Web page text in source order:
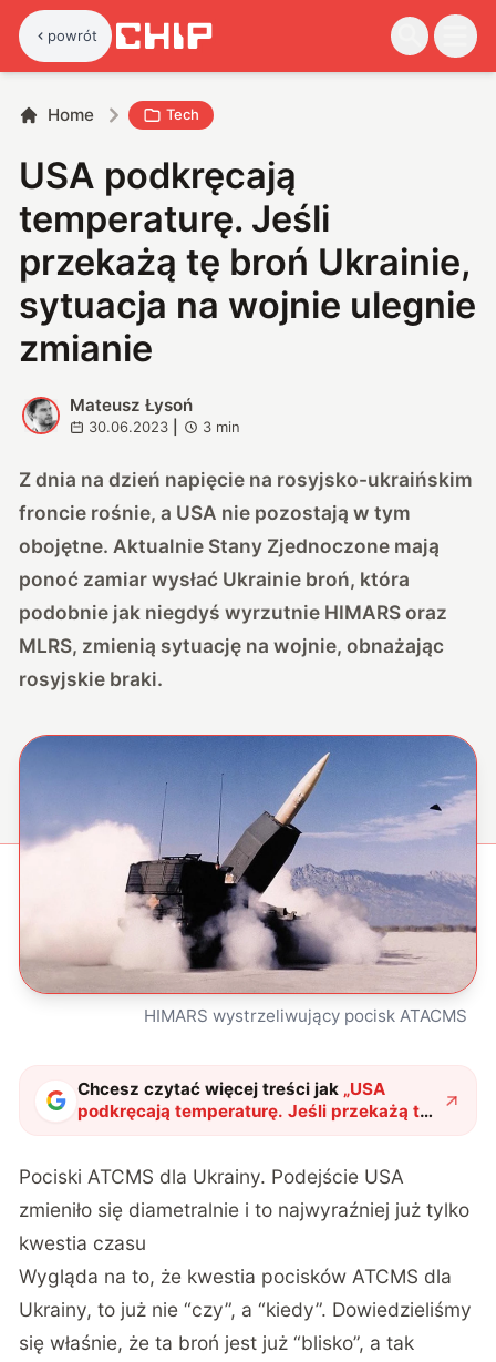
powrót
Home Tech
USA podkręcają
temperaturę. Jeśli
przekażą tę broń Ukrainie,
sytuacja na wojnie ulegnie
zmianie
M
Mateusz Łysoń
30.06.2023 3 min
Z dnia na dzień napięcie na rosyjsko-ukraińskim
froncie rośnie, a USA nie pozostają w tym
obojętne. Aktualnie Stany Zjednoczone mają
ponoć zamiar wysłać Ukrainie broń, która
podobnie jak niegdyś wyrzutnie HIMARS oraz
MLRS, zmienią sytuację na wojnie, obnażając
rosyjskie braki.
HIMARS wystrzeliwujący pocisk ATACMS
Chcesz czytać więcej treści jak „USA
podkręcają temperaturę. Jeśli przekażą tę
broń Ukrainie, sytuacja na wojnie ulegnie
Pociski ATCMS dla Ukrainy. Podejście USA
zmieniło się diametralnie i to najwyraźniej już tylko
kwestia czasu
Wygląda na to, że kwestia pocisków ATCMS dla
Ukrainy, to już nie “czy”, a “kiedy”. Dowiedzieliśmy
się właśnie, że ta broń jest już “blisko”, a tak